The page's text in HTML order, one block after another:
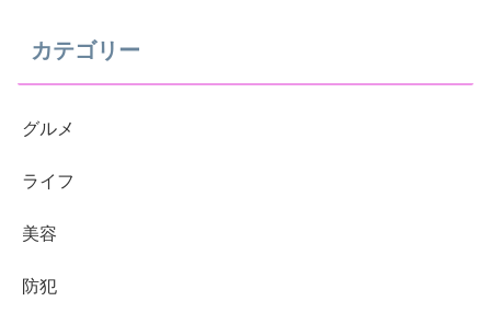
カテゴリー
グルメ
ライフ
美容
防犯